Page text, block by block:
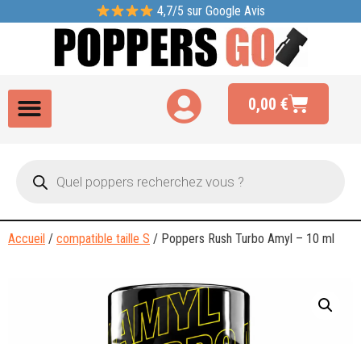
4,7/5 sur Google Avis
0,00€
Accueil / compatible taille S / Poppers Rush Turbo Amyl – 10 ml